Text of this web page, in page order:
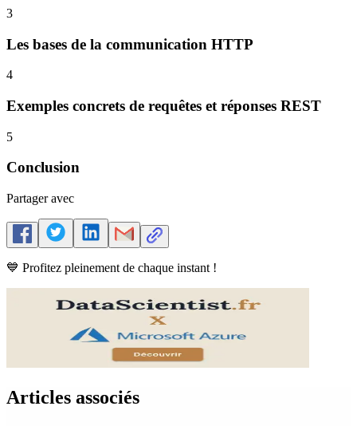
3
Les bases de la communication HTTP
4
Exemples concrets de requêtes et réponses REST
5
Conclusion
Partager avec
💙 Profitez pleinement de chaque instant !
Articles associés